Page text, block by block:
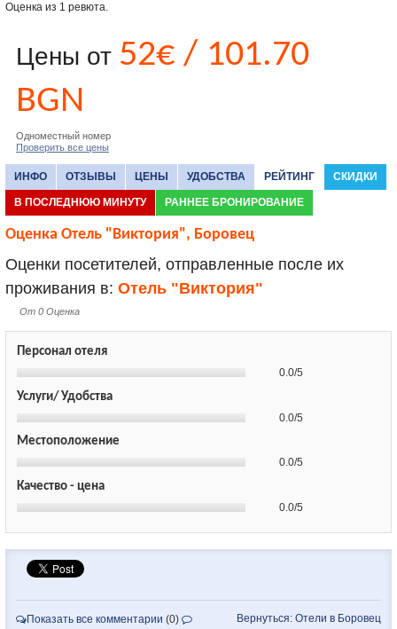
Оценка из 1 ревюта.
Цены от 52€ / 101.70
BGN
Одноместный номер
Проверить все цены
ИНФО ОТЗЫВЫ ЦЕНЫ УДОБСТВА РЕЙТИНГ СКИДКИ
В ПОСЛЕДНЮЮ МИНУТУ РАННЕЕ БРОНИРОВАНИЕ
Оценка Отель "Виктория", Боровец
Оценки посетителей, отправленные после их
проживания в: Отель "Виктория"
От 0 Оценка
Персонал отеля
0.0/5
Услуги/ Удобства
0.0/5
Местоположение
0.0/5
Качество - цена
0.0/5
Вернуться: Отели в Боровец
Показать все комментарии (0)